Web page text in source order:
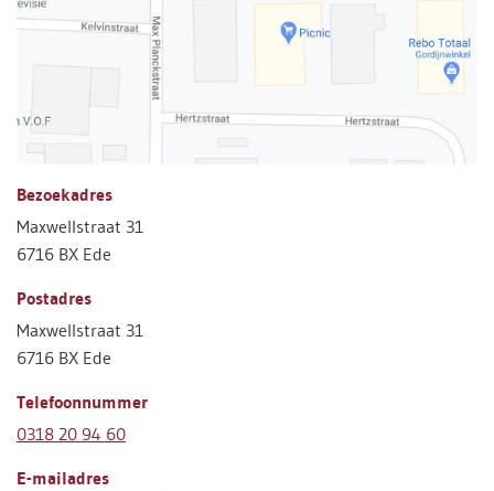
Bezoekadres
Maxwellstraat 31
6716 BX Ede
Postadres
Maxwellstraat 31
6716 BX Ede
Telefoonnummer
0318 20 94 60
E-mailadres